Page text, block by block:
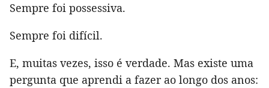
Sempre foi possessiva.
Sempre foi difícil.
E, muitas vezes, isso é verdade. Mas existe uma
pergunta que aprendi a fazer ao longo dos anos: